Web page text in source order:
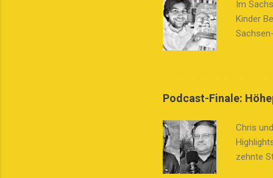
Im
Kinder
die
Kinder
Podcast-Finale:
Chris
zehnte